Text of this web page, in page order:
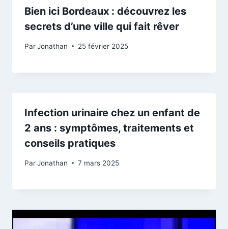
Bien ici Bordeaux : découvrez les
secrets d’une ville qui fait rêver
ParJonathan 25 février 2025
Infection urinaire chez un enfant de
2 ans : symptômes, traitements et
conseils pratiques
ParJonathan 7 mars 2025